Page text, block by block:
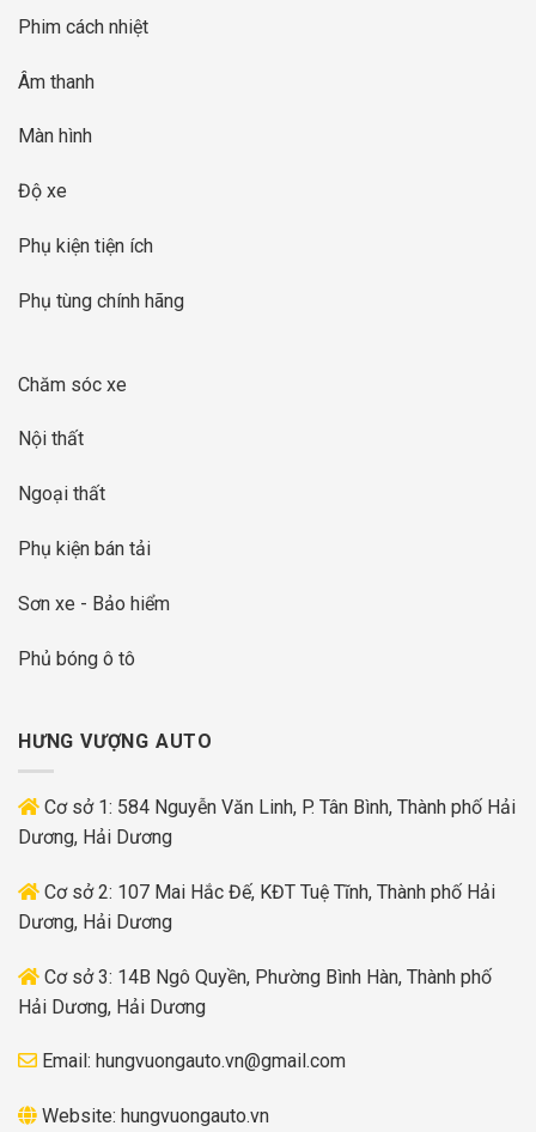
Phim cách nhiệt
Âm thanh
Màn hình
Độ xe
Phụ kiện tiện ích
Phụ tùng chính hãng
Chăm sóc xe
Nội thất
Ngoại thất
Phụ kiện bán tải
Sơn xe - Bảo hiểm
Phủ bóng ô tô
HƯNG VƯỢNG AUTO
Cơ sở 1: 584 Nguyễn Văn Linh, P. Tân Bình, Thành phố Hải
Dương, Hải Dương
Cơ sở 2: 107 Mai Hắc Đế, KĐT Tuệ Tĩnh, Thành phố Hải
Dương, Hải Dương
Cơ sở 3: 14B Ngô Quyền, Phường Bình Hàn, Thành phố
Hải Dương, Hải Dương
Email: hungvuongauto.vn@gmail.com
Website: hungvuongauto.vn